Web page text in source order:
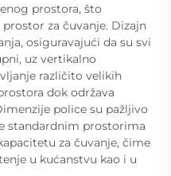
prostora, što
za čuvanje. Dizajn
osiguravajući da su svi
uz vertikalno
različito velikih
dok održava
police su pažljivo
standardnim prostorima
za čuvanje, čime
u kućanstvu kao i u